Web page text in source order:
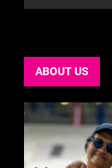
ABOUT US